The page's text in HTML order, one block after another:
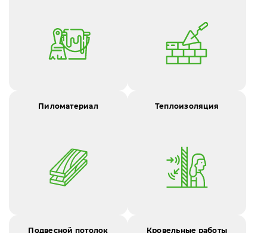
Пиломатериал Теплоизоляция
Подвесной потолок Кровельные работы